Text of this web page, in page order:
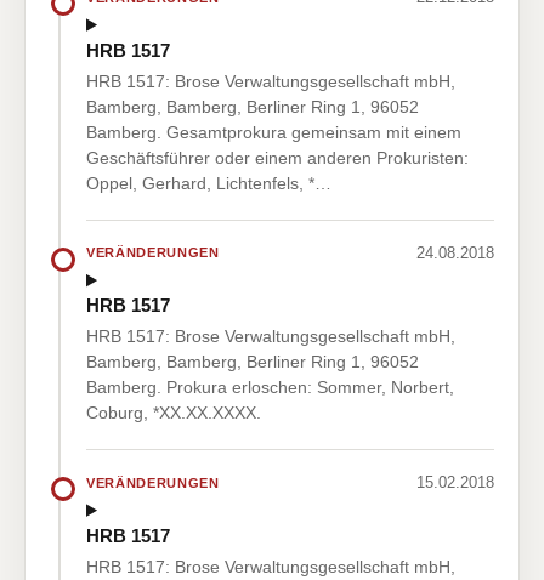
HRB 1517
HRB 1517: Brose Verwaltungsgesellschaft mbH,
Bamberg, Bamberg, Berliner Ring 1, 96052
Bamberg. Gesamtprokura gemeinsam mit einem
Geschäftsführer oder einem anderen Prokuristen:
Oppel, Gerhard, Lichtenfels, *…
VERÄNDERUNGEN 24.08.2018
HRB 1517
HRB 1517: Brose Verwaltungsgesellschaft mbH,
Bamberg, Bamberg, Berliner Ring 1, 96052
Bamberg. Prokura erloschen: Sommer, Norbert,
Coburg, *XX.XX.XXXX.
VERÄNDERUNGEN 15.02.2018
HRB 1517
HRB 1517: Brose Verwaltungsgesellschaft mbH,